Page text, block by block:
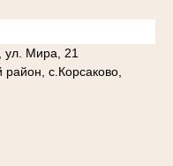
ул. Мира, 21
с.Корсаково,